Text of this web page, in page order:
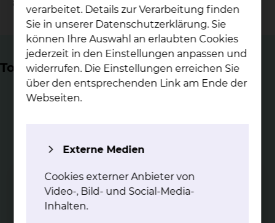
ärztlichen und physiotherapeutischen Leitung.
Top Themen
Phy­sio­the­ra­pie am Stand­ort
Salz­dah­lu­mer Stra­ße
Unser physiotherapeutisches Angebot am Standort
verarbeitet. Details zur Verarbeitung finden
Sie in unserer Datenschutzerklärung. Sie
können Ihre Auswahl an erlaubten Cookies
jederzeit in den Einstellungen anpassen und
widerrufen. Die Einstellungen erreichen Sie
über den entsprechenden Link am Ende der
Webseiten.
Externe Medien
Cookies externer Anbieter von
Video-, Bild- und Social-Media-
Inhalten.